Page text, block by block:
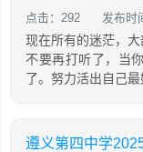
点击：292 发布时
现在所有的迷茫，
不要再打听了，当
了。努力活出自己
遵义第四中学